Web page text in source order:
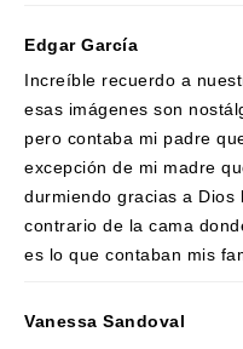
Edgar García
Increíble recuerdo a
esas imágenes son
pero contaba mi padre
excepción de mi madre
durmiendo gracias a
contrario de la cama
es lo que contaban mis
Vanessa Sandoval